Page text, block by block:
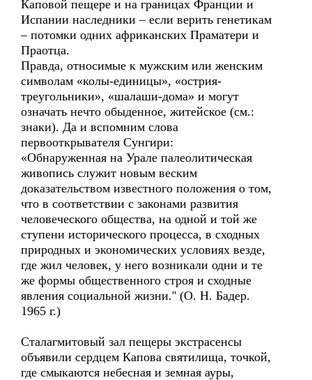
Каповой пещере и на границах Франции и
Испании наследники – если верить генетикам
– потомки одних африканских Праматери и
Праотца.
Правда, относимые к мужским или женским
символам «колы-единицы», «острия-
треугольники», «шалаши-дома» и могут
означать нечто обыденное, житейское (см.:
знаки). Да и вспомним слова
первооткрывателя Сунгири:
«Обнаруженная на Урале палеолитическая
живопись служит новым веским
доказательством известного положения о том,
что в соответствии с законами развития
человеческого общества, на одной и той же
ступени исторического процесса, в сходных
природных и экономических условиях везде,
где жил человек, у него возникали одни и те
же формы общественного строя и сходные
явления социальной жизни.'' (О. Н. Бадер.
1965 г.)
Сталагмитовый зал пещеры экстрасенсы
объявили сердцем Капова святилища, точкой,
где смыкаются небесная и земная ауры,